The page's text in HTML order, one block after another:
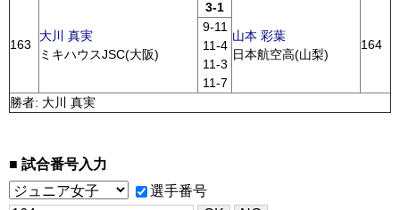
163
大川 真実
ミキハウスJSC(大阪)
3-1
山本 彩葉
日本航空高(山梨)
164
9-11
11-4
11-3
11-7
勝者: 大川 真実
試合番号入力
選手番号